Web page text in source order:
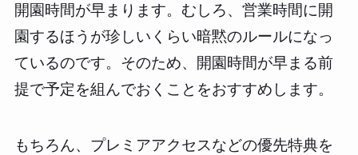
開園時間が早まります。むしろ、営業時間に開
園するほうが珍しいくらい暗黙のルールになっ
ているのです。そのため、開園時間が早まる前
提で予定を組んでおくことをおすすめします。
もちろん、プレミアアクセスなどの優先特典を